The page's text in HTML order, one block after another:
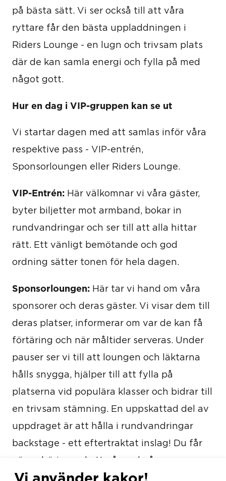
på bästa sätt. Vi ser också till att våra
ryttare får den bästa uppladdningen i
Riders Lounge - en lugn och trivsam plats
där de kan samla energi och fylla på med
något gott.
Hur en dag i VIP-gruppen kan se ut
Vi startar dagen med att samlas inför våra
respektive pass - VIP-entrén,
Sponsorloungen eller Riders Lounge.
VIP-Entrén: Här välkomnar vi våra gäster,
byter biljetter mot armband, bokar in
rundvandringar och ser till att alla hittar
rätt. Ett vänligt bemötande och god
ordning sätter tonen för hela dagen.
Sponsorloungen: Här tar vi hand om våra
sponsorer och deras gäster. Vi visar dem till
deras platser, informerar om var de kan få
förtäring och när måltider serveras. Under
pauser ser vi till att loungen och läktarna
hålls snygga, hjälper till att fylla på
platserna vid populära klasser och bidrar till
en trivsam stämning. En uppskattad del av
uppdraget är att hålla i rundvandringar
backstage - ett eftertraktat inslag! Du får
gärna börja med att gå med någon mer
erfaren innan du håller egna turer. Alla
Vi använder kakor!